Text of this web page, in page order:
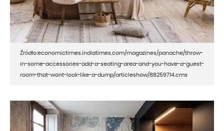
Źródło:economictimes.indiatimes.com/magazines/panache/throw-
in-some-accessories-add-a-seating-area-and-you-have-a-guest-
room-that-wont-look-like-a-dump/articleshow/88259714.cms